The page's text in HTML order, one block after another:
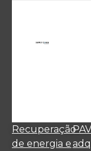
Recuperação
de energia e